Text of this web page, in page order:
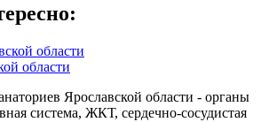
области
Ярославской области - органы
система, ЖКТ, сердечно-сосудистая